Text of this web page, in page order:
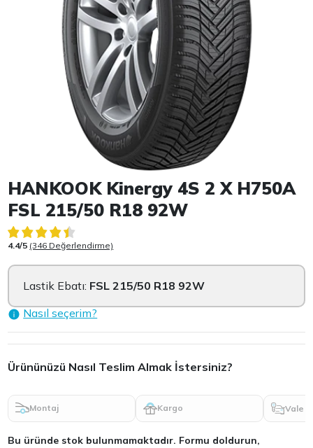
Item 1 of 1
HANKOOK Kinergy 4S 2 X H750A
FSL 215/50 R18 92W
4.4/5 (346 Değerlendirme)
Lastik Ebatı: FSL 215/50 R18 92W
Nasıl seçerim?
Ürününüzü Nasıl Teslim Almak İstersiniz?
Montaj Kargo Vale
Bu üründe stok bulunmamaktadır. Formu doldurun,